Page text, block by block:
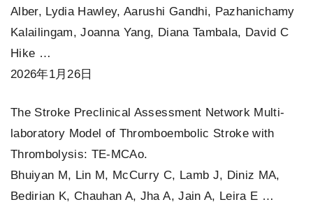
Alber, Lydia Hawley, Aarushi Gandhi, Pazhanichamy
Kalailingam, Joanna Yang, Diana Tambala, David C
Hike …
2026年1月26日
The Stroke Preclinical Assessment Network Multi-
laboratory Model of Thromboembolic Stroke with
Thrombolysis: TE-MCAo.
Bhuiyan M, Lin M, McCurry C, Lamb J, Diniz MA,
Bedirian K, Chauhan A, Jha A, Jain A, Leira E …